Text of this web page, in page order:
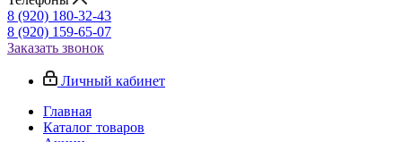
8 (920) 180-32-43
8 (920) 159-65-07
Заказать звонок
Личный кабинет
Главная
Каталог товаров